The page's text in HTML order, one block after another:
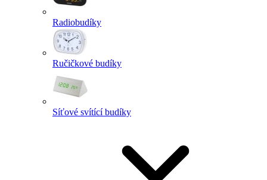
Radiobudíky
Ručičkové budíky
Síťové svítící budíky